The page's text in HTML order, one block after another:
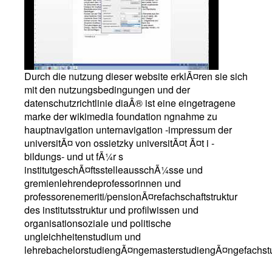
Durch die nutzung dieser website erklÃ¤ren sie sich
mit den nutzungsbedingungen und der
datenschutzrichtlinie diaÂ® ist eine eingetragene
marke der wikimedia foundation ngnahme zu
hauptnavigation unternavigation -impressum der
universitÃ¤ von ossietzky universitÃ¤t Ã¤t i -
bildungs- und ut fÃ¼r s
institutgeschÃ¤ftsstelleausschÃ¼sse und
gremienlehrendeprofessorinnen und
professorenemeriti/pensionÃ¤refachschaftstruktur
des institutsstruktur und profilwissen und
organisationsoziale und politische
ungleichheitenstudium und